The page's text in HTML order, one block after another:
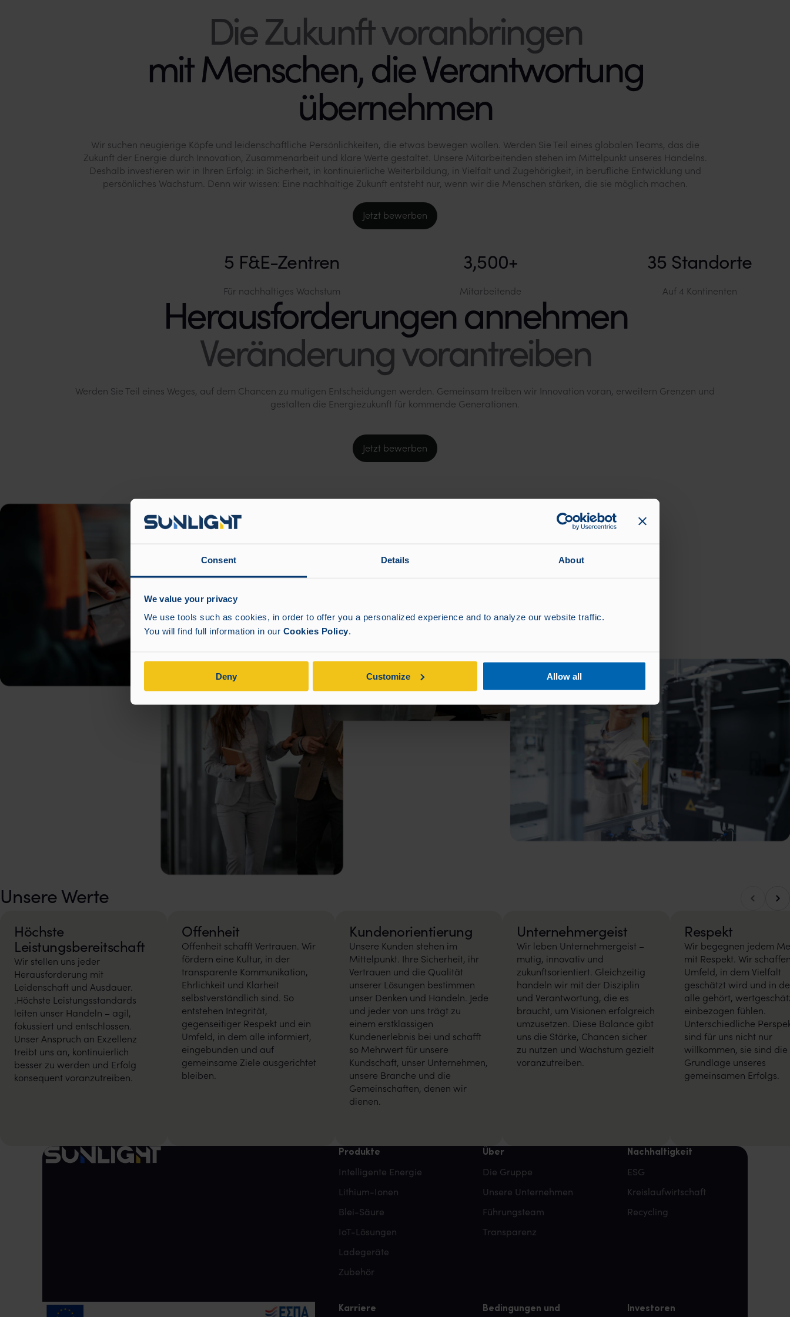
Consent Details About
We value your privacy
We use tools such as cookies, in order to offer you a personalized experience and to analyze our website traffic.
You will find full information in our Cookies Policy.
Deny Customize Allow all
mit Menschen, die Verantwortung
übernehmen
Wir suchen neugierige Köpfe und leidenschaftliche Persönlichkeiten, die etwas bewegen wollen. Werden Sie Teil eines globalen Teams, das die
Zukunft der Energie durch Innovation, Zusammenarbeit und klare Werte gestaltet. Unsere Mitarbeitenden stehen im Mittelpunkt unseres Handelns.
Deshalb investieren wir in Ihren Erfolg: in Sicherheit, in kontinuierliche Weiterbildung, in Vielfalt und Zugehörigkeit, in berufliche Entwicklung und
persönliches Wachstum. Denn wir wissen: Eine nachhaltige Zukunft entsteht nur, wenn wir die Menschen stärken, die sie möglich machen.
Jetzt bewerben
5 F&E-Zentren
Für nachhaltiges Wachstum
3,500+
Mitarbeitende
35 Standorte
Auf 4 Kontinenten
Veränderung vorantreiben
Werden Sie Teil eines Weges, auf dem Chancen zu mutigen Entscheidungen werden. Gemeinsam treiben wir Innovation voran, erweitern Grenzen und
gestalten die Energiezukunft für kommende Generationen.
Jetzt bewerben
Höchste
Leistungsbereitschaft
Wir stellen uns jeder
Herausforderung mit
Leidenschaft und Ausdauer.
.Höchste Leistungsstandards
leiten unser Handeln – agil,
fokussiert und entschlossen.
Unser Anspruch an Exzellenz
treibt uns an, kontinuierlich
besser zu werden und Erfolg
konsequent voranzutreiben.
Offenheit
Offenheit schafft Vertrauen. Wir
fördern eine Kultur, in der
transparente Kommunikation,
Ehrlichkeit und Klarheit
selbstverständlich sind. So
entstehen Integrität,
gegenseitiger Respekt und ein
Umfeld, in dem alle informiert,
eingebunden und auf
gemeinsame Ziele ausgerichtet
bleiben.
Kundenorientierung
Unsere Kunden stehen im
Mittelpunkt. Ihre Sicherheit, ihr
Vertrauen und die Qualität
unserer Lösungen bestimmen
unser Denken und Handeln. Jede
und jeder von uns trägt zu
einem erstklassigen
Kundenerlebnis bei und schafft
so Mehrwert für unsere
Kundschaft, unser Unternehmen,
unsere Branche und die
Gemeinschaften, denen wir
dienen.
Unternehmergeist
Wir leben Unternehmergeist –
mutig, innovativ und
zukunftsorientiert. Gleichzeitig
handeln wir mit der Disziplin
und Verantwortung, die es
braucht, um Visionen erfolgreich
umzusetzen. Diese Balance gibt
uns die Stärke, Chancen sicher
zu nutzen und Wachstum gezielt
voranzutreiben.
Respekt
Wir begegnen jedem
mit Respekt. Wir
Umfeld, in dem Vielfalt
geschätzt wird und in
alle gehört,
einbezogen fühlen.
Unterschiedliche
sind für uns nicht nur
willkommen, sie sind die
Grundlage unseres
gemeinsamen Erfolgs.
Unsere Werte Nach links blättern
Produkte
Intelligente Energie
Lithium-Ionen
Blei-Säure
IoT-Lösungen
Ladegeräte
Zubehör
Über
Die Gruppe
Unsere Unternehmen
Führungsteam
Transparenz
Nachhaltigkeit
ESG
Kreislaufwirtschaft
Recycling
Karriere Bedingungen und Investoren